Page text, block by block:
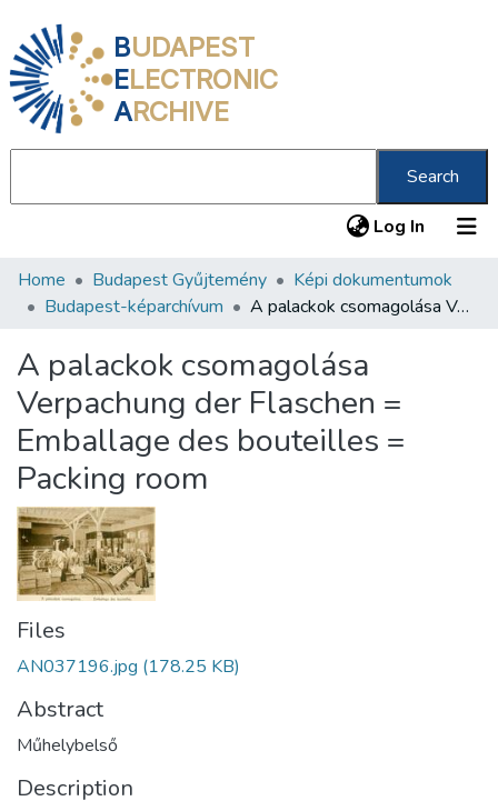
BUDAPEST
ELECTRONIC
ARCHIVE
Search
Log In (current)
Communities & Collections
Statistics
About us
Home Budapest Gyűjtemény
Képi dokumentumok
Budapest-képarchívum
A palackok csomagolása Verpachung der Flaschen = Emballage des bouteilles = Packing room
A palackok csomagolása
Verpachung der Flaschen =
Emballage des bouteilles =
Packing room
Files
AN037196.jpg (178.25 KB)
Abstract
Műhelybelső
Description